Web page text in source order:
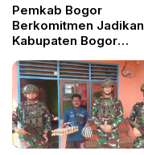
Pemkab Bogor
Berkomitmen Jadikan
Kabupaten Bogor
Menarik